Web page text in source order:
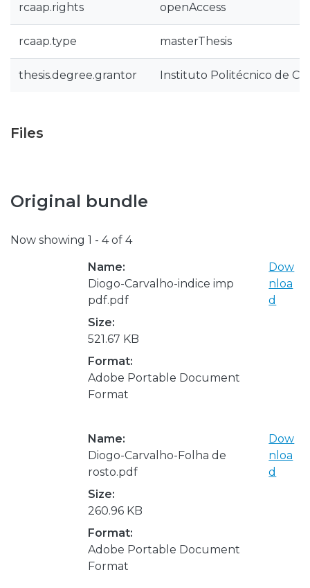
rcaap.rights openAccess
rcaap.type masterThesis
thesis.degree.grantor Instituto Politécnico de
Files
Original bundle
Now showing 1 - 4 of 4
Name:
Diogo-Carvalho-indice imp
pdf.pdf
Size:
521.67 KB
Format:
Adobe Portable Document
Format
Dow
nloa
d
Name:
Diogo-Carvalho-Folha de
rosto.pdf
Size:
260.96 KB
Format:
Adobe Portable Document
Format
Dow
nloa
d